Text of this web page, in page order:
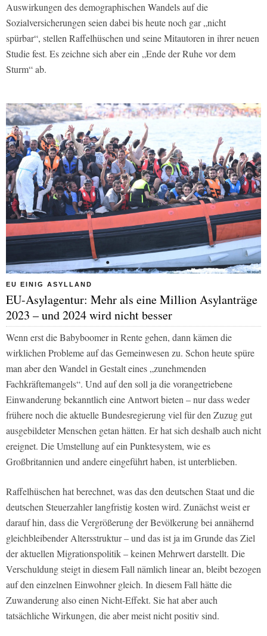
Auswirkungen des demographischen Wandels auf die
Sozialversicherungen seien dabei bis heute noch gar „nicht
spürbar“, stellen Raffelhüschen und seine Mitautoren in ihrer neuen
Studie fest. Es zeichne sich aber ein „Ende der Ruhe vor dem
Sturm“ ab.
EU EINIG ASYLLAND
EU-Asylagentur: Mehr als eine Million Asylanträge
2023 – und 2024 wird nicht besser
Wenn erst die Babyboomer in Rente gehen, dann kämen die
wirklichen Probleme auf das Gemeinwesen zu. Schon heute spüre
man aber den Wandel in Gestalt eines „zunehmenden
Fachkräftemangels“. Und auf den soll ja die vorangetriebene
Einwanderung bekanntlich eine Antwort bieten – nur dass weder
frühere noch die aktuelle Bundesregierung viel für den Zuzug gut
ausgebildeter Menschen getan hätten. Er hat sich deshalb auch nicht
ereignet. Die Umstellung auf ein Punktesystem, wie es
Großbritannien und andere eingeführt haben, ist unterblieben.
Raffelhüschen hat berechnet, was das den deutschen Staat und die
deutschen Steuerzahler langfristig kosten wird. Zunächst weist er
darauf hin, dass die Vergrößerung der Bevölkerung bei annähernd
gleichbleibender Altersstruktur – und das ist ja im Grunde das Ziel
der aktuellen Migrationspolitik – keinen Mehrwert darstellt. Die
Verschuldung steigt in diesem Fall nämlich linear an, bleibt bezogen
auf den einzelnen Einwohner gleich. In diesem Fall hätte die
Zuwanderung also einen Nicht-Effekt. Sie hat aber auch
tatsächliche Wirkungen, die aber meist nicht positiv sind.